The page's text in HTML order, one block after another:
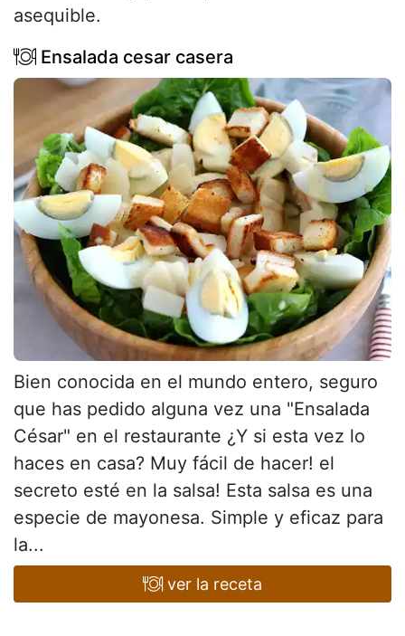
asequible.
Ensalada cesar casera
Bien conocida en el mundo entero, seguro
que has pedido alguna vez una "Ensalada
César" en el restaurante ¿Y si esta vez lo
haces en casa? Muy fácil de hacer! el
secreto esté en la salsa! Esta salsa es una
especie de mayonesa. Simple y eficaz para
la...
ver la receta